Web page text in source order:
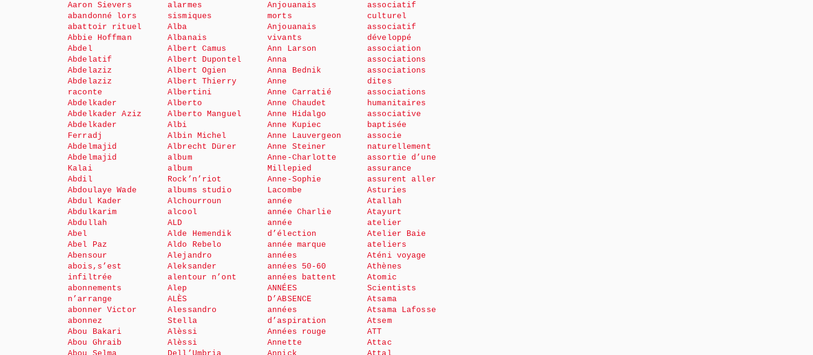
Aaron Sievers
abandonné lors
abattoir rituel
Abbie Hoffman
Abdel
Abdelatif
Abdelaziz
Abdelaziz
raconte
Abdelkader
Abdelkader Aziz
Abdelkader
Ferradj
Abdelmajid
Abdelmajid
Kalai
Abdil
Abdoulaye Wade
Abdul Kader
Abdulkarim
Abdullah
Abel
Abel Paz
Abensour
abois,s’est
infiltrée
abonnements
n’arrange
abonner Victor
abonnez
Abou Bakari
Abou Ghraib
alarmes
sismiques
Alba
Albanais
Albert Camus
Albert Dupontel
Albert Ogien
Albert Thierry
Albertini
Alberto
Alberto Manguel
Albi
Albin Michel
Albrecht Dürer
album
album
Rock’n’riot
albums studio
Alchourroun
alcool
ALD
Alde Hemendik
Aldo Rebelo
Alejandro
Aleksander
alentour n’ont
Alep
ALÈS
Alessandro
Stella
Alèssi
Alèssi
Anjouanais
morts
Anjouanais
vivants
Ann Larson
Anna
Anna Bednik
Anne
Anne Carratié
Anne Chaudet
Anne Hidalgo
Anne Kupiec
Anne Lauvergeon
Anne Steiner
Anne-Charlotte
Millepied
Anne-Sophie
Lacombe
année
année Charlie
année
d’élection
année marque
années
années 50-60
années battent
ANNÉES
D’ABSENCE
années
d’aspiration
Années rouge
Annette
associatif
culturel
associatif
développé
association
associations
associations
dites
associations
humanitaires
associative
baptisée
associe
naturellement
assortie d’une
assurance
assurent aller
Asturies
Atallah
Atayurt
atelier
Atelier Baie
ateliers
Aténi voyage
Athènes
Atomic
Scientists
Atsama
Atsama Lafosse
Atsem
ATT
Attac